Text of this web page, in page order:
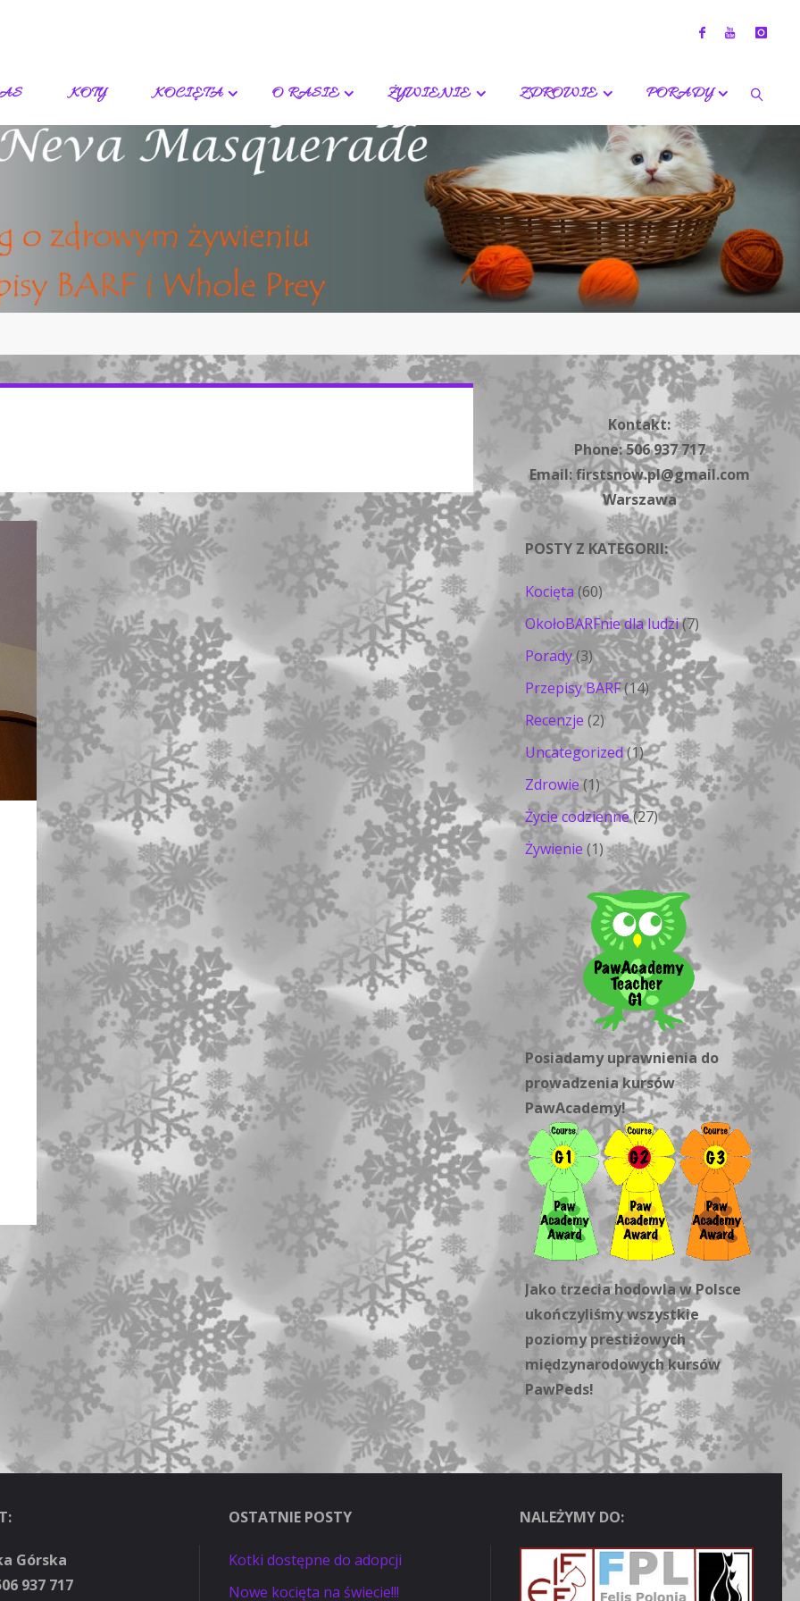
KOTY KOCIĘTA O RASIE ŻYWIENIE ZDROWIE PORADY
Kontakt:
Phone: 506 937 717
Email: firstsnow.pl@gmail.com
Warszawa
POSTY Z KATEGORII:
Kocięta (60)
OkołoBARFnie dla ludzi(7)
Porady(3)
Przepisy BARF(14)
Recenzje (2)
Uncategorized(1)
Zdrowie(1)
Życie codzienne(27)
Żywienie (1)
Posiadamy uprawnienia do
prowadzenia kursów
PawAcademy!
Jako trzecia hodowla w Polsce
ukończyliśmy wszystkie
poziomy prestiżowych
międzynarodowych kursów
PawPeds!
Górska
937 717
OSTATNIE POSTY
Kotki dostępne do adopcji
Nowe kocięta na świecie!!!
NALEŻYMY DO: